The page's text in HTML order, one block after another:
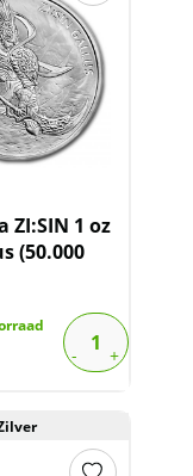
ZI:SIN 1 oz
(50.000